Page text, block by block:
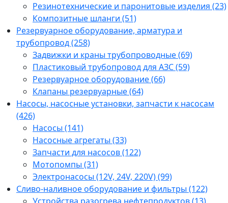
Резинотехнические и паронитовые изделия (23)
Композитные шланги (51)
Резервуарное оборудование, арматура и
трубопровод (258)
Задвижки и краны трубопроводные (69)
Пластиковый трубопровод для АЗС (59)
Резервуарное оборудование (66)
Клапаны резервуарные (64)
Насосы, насосные установки, запчасти к насосам
(426)
Насосы (141)
Насосные агрегаты (33)
Запчасти для насосов (122)
Мотопомпы (31)
Электронасосы (12V, 24V, 220V) (99)
Сливо-наливное оборудование и фильтры (122)